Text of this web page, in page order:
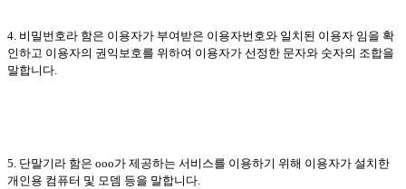
4. 비밀번호라 함은 이용자가 부여받은 이용자번호와 일치된 이용자 임을 확
인하고 이용자의 권익보호를 위하여 이용자가 선정한 문자와 숫자의 조합을
말합니다.
5. 단말기라 함은 ooo가 제공하는 서비스를 이용하기 위해 이용자가 설치한
개인용 컴퓨터 및 모뎀 등을 말합니다.